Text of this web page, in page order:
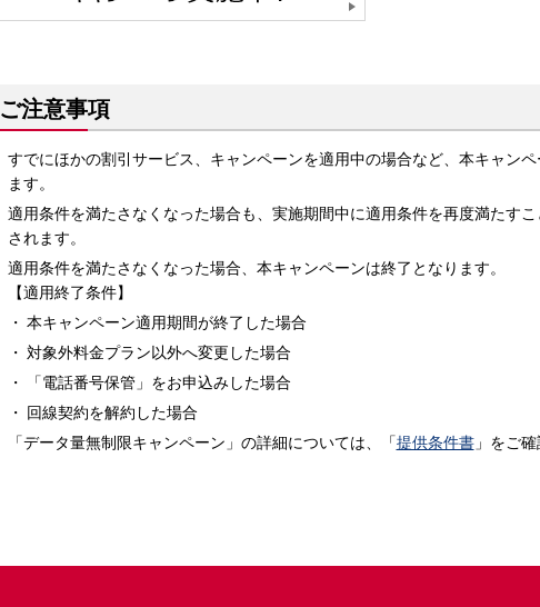
ご注意事項
すでにほかの割引サービス、キャンペーンを適用中の場合など、本キャン
ます。
適用条件を満たさなくなった場合も、実施期間中に適用条件を再度満たす
されます。
適用条件を満たさなくなった場合、本キャンペーンは終了となります。
【適用終了条件】
本キャンペーン適用期間が終了した場合
対象外料金プラン以外へ変更した場合
「電話番号保管」をお申込みした場合
回線契約を解約した場合
「データ量無制限キャンペーン」の詳細については、「提供条件書」をご確